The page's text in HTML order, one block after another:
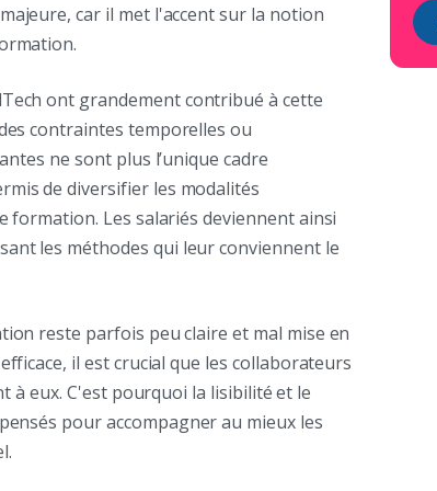
car il met l'accent sur la notion
ont grandement contribué à cette
contraintes temporelles ou
ne sont plus l’unique cadre
de diversifier les modalités
Les salariés deviennent ainsi
les méthodes qui leur conviennent le
reste parfois peu claire et mal mise en
il est crucial que les collaborateurs
à eux. C'est pourquoi la lisibilité et le
pour accompagner au mieux les